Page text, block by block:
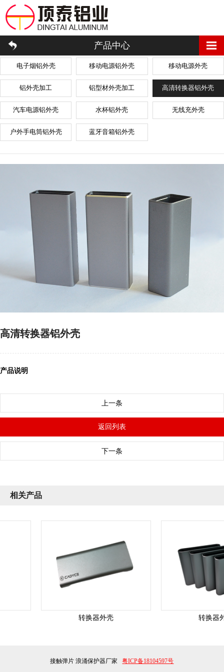
产品中心
电子烟铝外壳 移动电源铝外壳 移动电源外壳
铝外壳加工 铝型材外壳加工 高清转换器铝外壳
汽车电源铝外壳 水杯铝外壳 无线充外壳
户外手电筒铝外壳 蓝牙音箱铝外壳
高清转换器铝外壳
产品说明
上一条
返回列表
下一条
相关产品
转换器外壳 转换器
接触弹片 浪涌保护器厂家 粤ICP备18104597号